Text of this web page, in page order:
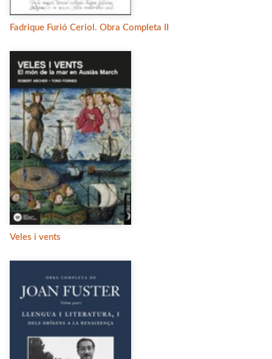
Fadrique Furió Ceriol. Obra Completa II
Veles i vents